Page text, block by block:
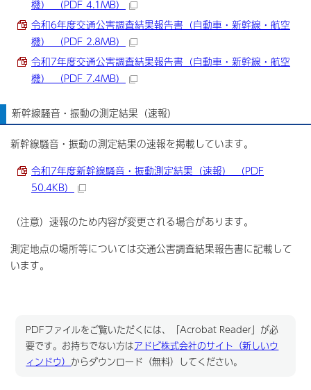
機） （PDF 4.1MB）
令和6年度交通公害調査結果報告書（自動車・新幹線・航空
機） （PDF 2.8MB）
令和7年度交通公害調査結果報告書（自動車・新幹線・航空
機） （PDF 7.4MB）
新幹線騒音・振動の測定結果（速報）
新幹線騒音・振動の測定結果の速報を掲載しています。
令和7年度新幹線騒音・振動測定結果（速報） （PDF
50.4KB）
（注意）速報のため内容が変更される場合があります。
測定地点の場所等については交通公害調査結果報告書に記載して
います。
PDFファイルをご覧いただくには、「Acrobat Reader」が必
要です。お持ちでない方はアドビ株式会社のサイト（新しいウ
ィンドウ） からダウンロード（無料）してください。